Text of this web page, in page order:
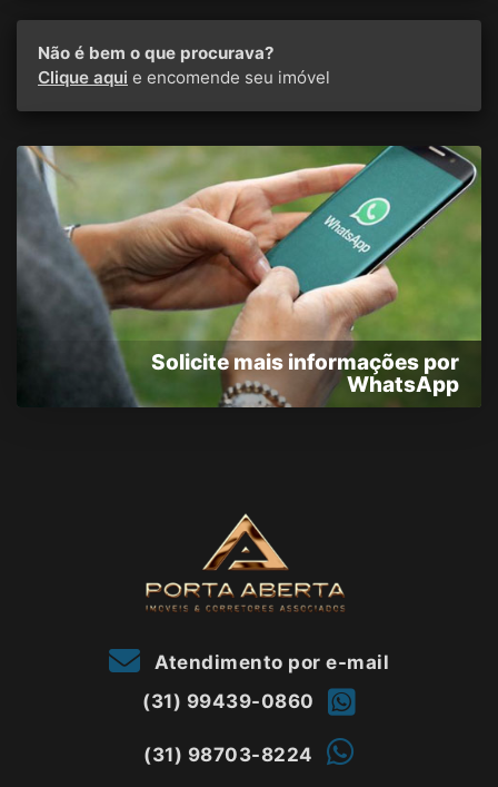
Não é bem o que procurava?
Clique aqui e encomende seu imóvel
Solicite mais informações por
WhatsApp
Atendimento por e-mail
(31) 99439-0860
(31) 98703-8224